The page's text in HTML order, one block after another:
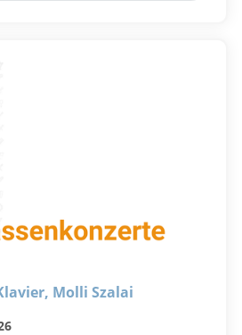
Molli Szalai